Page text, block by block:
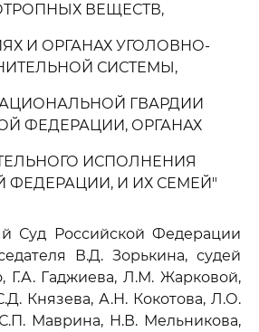
ВЕЩЕСТВ,
И ОРГАНАХ УГОЛОВНО-
СИСТЕМЫ,
ГВАРДИИ
ФЕДЕРАЦИИ, ОРГАНАХ
ИСПОЛНЕНИЯ
ФЕДЕРАЦИИ, И ИХ СЕМЕЙ"
Суд Российской Федерации
В.Д. Зорькина, судей
Г.А. Гаджиева, Л.М. Жарковой,
Князева, А.Н. Кокотова, Л.О.
Маврина, Н.В. Мельникова,